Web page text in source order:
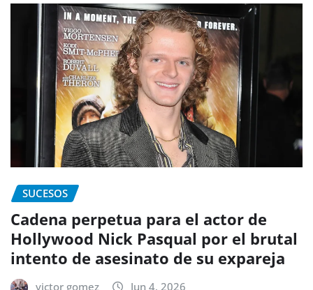
SUCESOS
Cadena perpetua para el actor de
Hollywood Nick Pasqual por el brutal
intento de asesinato de su expareja
victor gomez Jun 4, 2026